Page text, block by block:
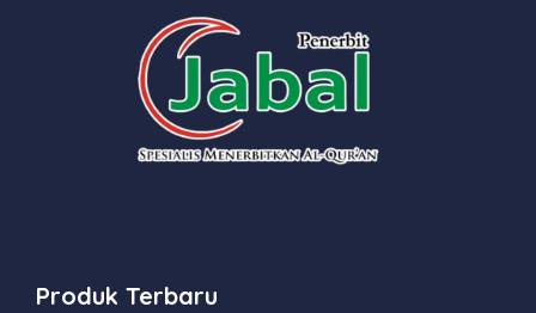
Produk Terbaru